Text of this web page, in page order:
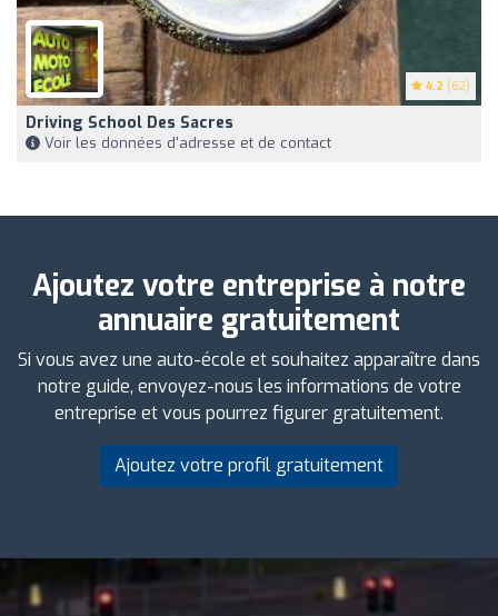
4.2 (62)
Driving School Des Sacres
Voir les données d'adresse et de contact
Ajoutez votre entreprise à notre
annuaire gratuitement
Si vous avez une auto-école et souhaitez apparaître dans
notre guide, envoyez-nous les informations de votre
entreprise et vous pourrez figurer gratuitement.
Ajoutez votre profil gratuitement